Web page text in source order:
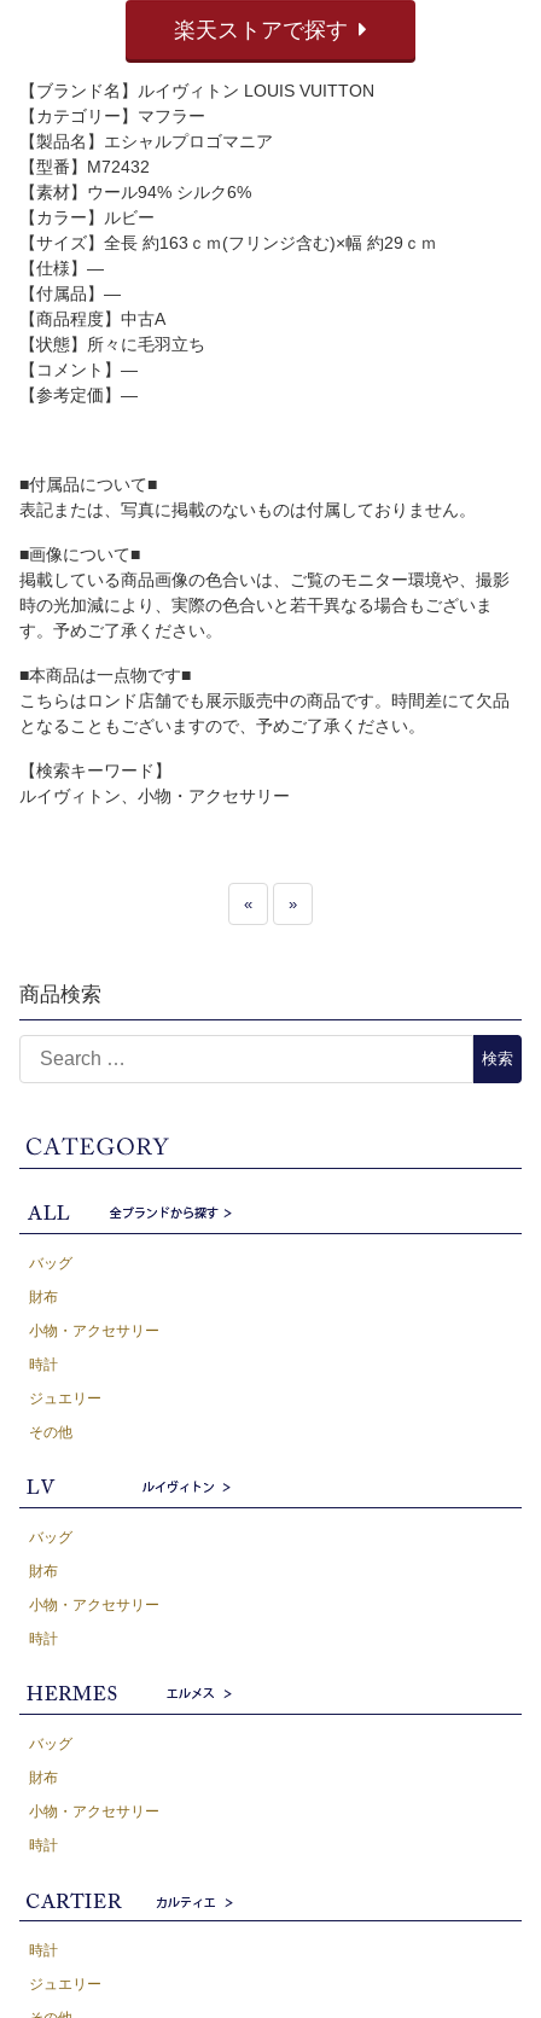
楽天ストアで探す
【ブランド名】ルイヴィトン LOUIS VUITTON
【カテゴリー】マフラー
【製品名】エシャルプロゴマニア
【型番】M72432
【素材】ウール94% シルク6%
【カラー】ルビー
【サイズ】全長 約163ｃｍ(フリンジ含む)×幅 約29ｃｍ
【仕様】―
【付属品】―
【商品程度】中古A
【状態】所々に毛羽立ち
【コメント】―
【参考定価】―
■付属品について■
表記または、写真に掲載のないものは付属しておりません。
■画像について■
掲載している商品画像の色合いは、ご覧のモニター環境や、撮影
時の光加減により、実際の色合いと若干異なる場合もございま
す。予めご了承ください。
■本商品は一点物です■
こちらはロンド店舗でも展示販売中の商品です。時間差にて欠品
となることもございますので、予めご了承ください。
【検索キーワード】
ルイヴィトン、小物・アクセサリー
« »
商品検索
バッグ
財布
小物・アクセサリー
時計
ジュエリー
その他
バッグ
財布
小物・アクセサリー
時計
バッグ
財布
小物・アクセサリー
時計
時計
ジュエリー